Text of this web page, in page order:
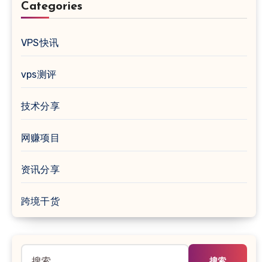
Categories
VPS快讯
vps测评
技术分享
网赚项目
资讯分享
跨境干货